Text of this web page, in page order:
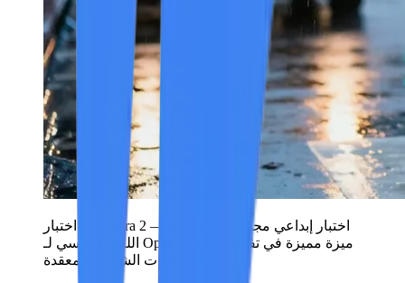
نتائج اختبار Sora 2 — اختبار إبداعي مجرد. يمنح نموذج
اللغة الأساسي لـ OpenAI Sora ميزة مميزة في تفسير